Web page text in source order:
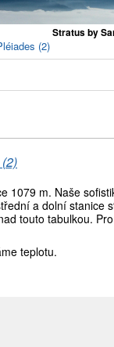
Stratus by
(2)
1079 m. Naše
a dolní stanice
touto tabulkou.
teplotu.